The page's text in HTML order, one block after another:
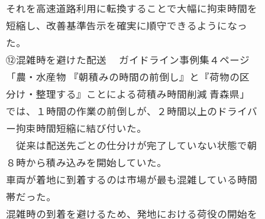
それを高速道路利用に転換することで大幅に拘束時間を
短縮し、改善基準告示を確実に順守できるようになっ
た。
⑫混雑時を避けた配送 ガイドライン事例集４ページ
「農・水産物 『朝積みの時間の前倒し』と『荷物の区
分け・整理する』ことによる荷積み時間削減 青森県」
では、１時間の作業の前倒しが、２時間以上のドライバ
ー拘束時間短縮に結び付いた。
従来は配送先ごとの仕分けが完了していない状態で朝
８時から積み込みを開始していた。
車両が着地に到着するのは市場が最も混雑している時間
帯だった。
混雑時の到着を避けるため、発地における荷役の開始を